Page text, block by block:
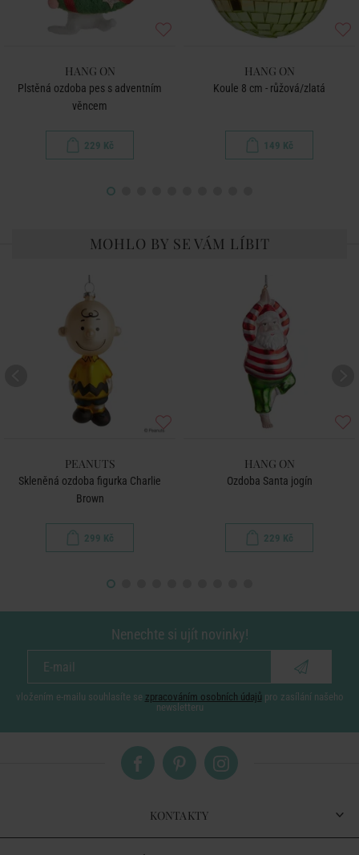
HANG ON
Plstěná ozdoba pes s adventním
věncem
229 Kč
HANG ON
Koule 8 cm - růžová/zlatá
149 Kč
MOHLO BY SE VÁM LÍBIT
PEANUTS
Skleněná ozdoba figurka Charlie
Brown
299 Kč
HANG ON
Ozdoba Santa jogín
229 Kč
Nenechte si ujít novinky!
vložením e-mailu souhlasíte se zpracováním osobních údajů pro zasílání našeho
newsletteru
KONTAKTY